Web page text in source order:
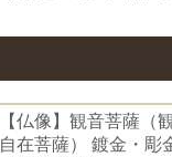
【仏像】観音菩薩（
自在菩薩） 鍍金・彫